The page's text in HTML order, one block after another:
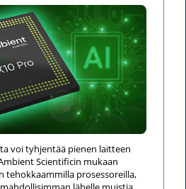
voi tyhjentää pienen laitteen
Scientificin mukaan
tehokkaammilla prosessoreilla,